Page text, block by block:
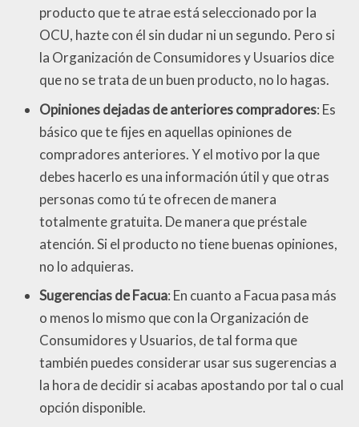
producto que te atrae está seleccionado por la
OCU, hazte con él sin dudar ni un segundo. Pero si
la Organización de Consumidores y Usuarios dice
que no se trata de un buen producto, no lo hagas.
Opiniones dejadas de anteriores compradores: Es
básico que te fijes en aquellas opiniones de
compradores anteriores. Y el motivo por la que
debes hacerlo es una información útil y que otras
personas como tú te ofrecen de manera
totalmente gratuita. De manera que préstale
atención. Si el producto no tiene buenas opiniones,
no lo adquieras.
Sugerencias de Facua: En cuanto a Facua pasa más
o menos lo mismo que con la Organización de
Consumidores y Usuarios, de tal forma que
también puedes considerar usar sus sugerencias a
la hora de decidir si acabas apostando por tal o cual
opción disponible.